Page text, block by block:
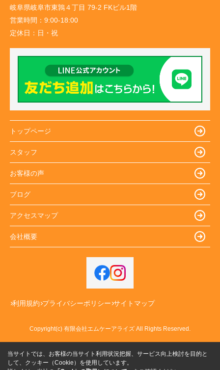
岐阜県岐阜市東鶉４丁目 79-2 FKビル1階
営業時間： 9:00-18:00
定休日： 日・祝
トップページ
スタッフ
お客様の声
ブログ
アクセスマップ
会社概要
利用規約 プライバシーポリシー サイトマップ
Copyright(c) 有限会社エムケーアライズ All Rights Reserved.
当サイトでは、お客様の当サイト利用状況把握、サービス向上検討を目的と
して、クッキー（Cookie）を使用しています。